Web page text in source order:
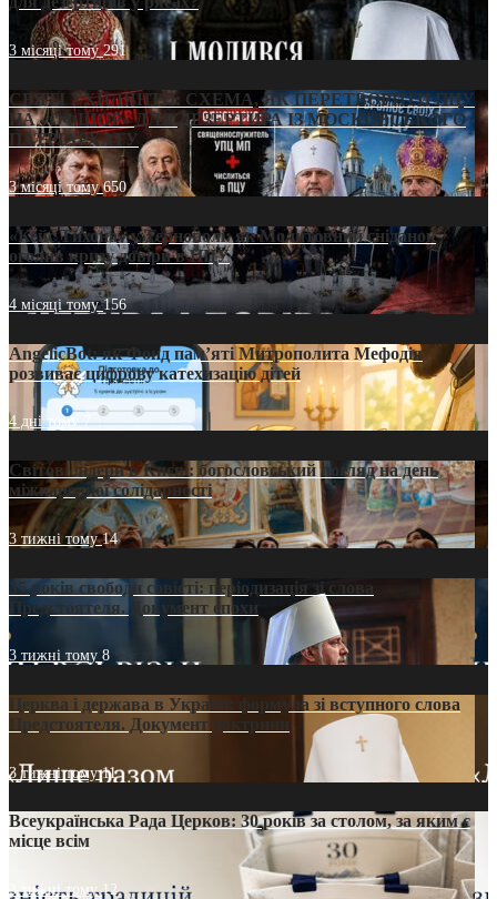
3 місяці тому291
СВЯТІ УХИЛЯНТИ: СХЕМА, ЯК ПЕРЕТВОРИТИ ПЦУ
НА «ОФШОР» ДЛЯ ДЕЗЕРТИРА ІЗ МОСКОВСЬКОГО
ПАТРІАРХАТУ
3 місяці тому650
«Кейс Тихона» у Тернополі: як Молитовний сніданок
оголив кризу довіри в ПЦУ
4 місяці тому156
AngelicBot: як Фонд пам’яті Митрополита Мефодія
розвиває цифрову катехизацію дітей
4 дні тому7
Світові лідери в Києві: богословський погляд на день
міжнародної солідарності
3 тижні тому14
35 років свободи совісті: періодизація зі слова
Предстоятеля. Документ епохи
3 тижні тому 8
Церква і держава в Україні: формула зі вступного слова
Предстоятеля. Документ доктрини
3 тижні тому11
Всеукраїнська Рада Церков: 30 років за столом, за яким є
місце всім
3 тижні тому12